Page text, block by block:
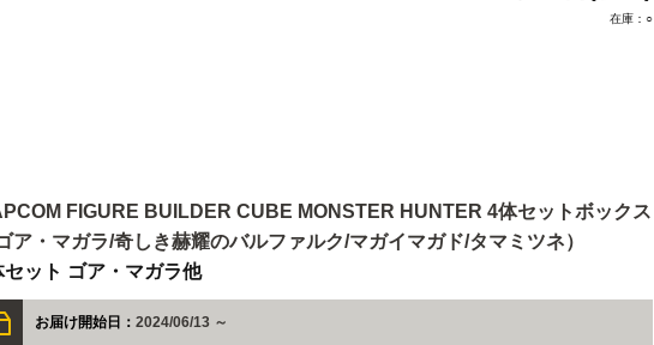
在庫：○
FIGURE BUILDER CUBE MONSTER HUNTER 4体セットボックス
ア・マガラ/奇しき赫耀のバルファルク/マガイマガド/タマミツネ）
セット ゴア・マガラ他
お届け開始日： 2024/06/13 ～